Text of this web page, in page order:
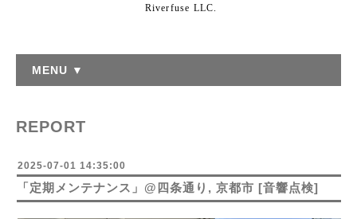
Riverfuse LLC.
MENU ▼
REPORT
2025-07-01 14:35:00
「定期メンテナンス」@四条通り, 京都市 [音響点検]